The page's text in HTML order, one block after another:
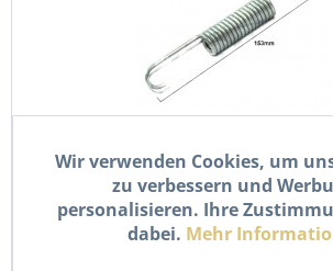
Zugfeder Feder Seitenständer für
Zugfeder für Seitenständer – passend für
SMX (148 x 15 mm) Diese hochwertige
Wir verwenden Cookies, um
zu verbessern und
personalisieren. Ihre
dabei. Mehr